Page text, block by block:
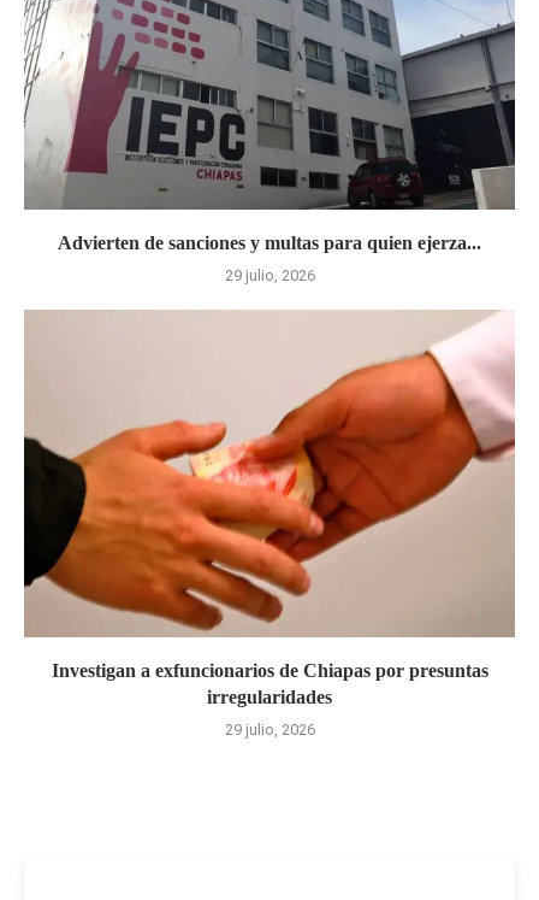
Advierten de sanciones y multas para quien ejerza...
29 julio, 2026
Investigan a exfuncionarios de Chiapas por presuntas
irregularidades
29 julio, 2026